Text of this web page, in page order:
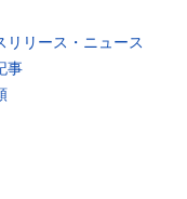
リリース・ニュース
事